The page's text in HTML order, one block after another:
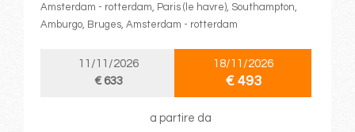
Amsterdam - rotterdam, Paris (le havre), Southampton,
Amburgo, Bruges, Amsterdam - rotterdam
11/11/2026
€ 633
18/11/2026
€ 493
a partire da